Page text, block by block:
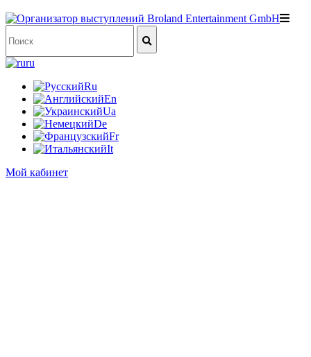
ru
Ru
En
Ua
De
Fr
It
Мой кабинет